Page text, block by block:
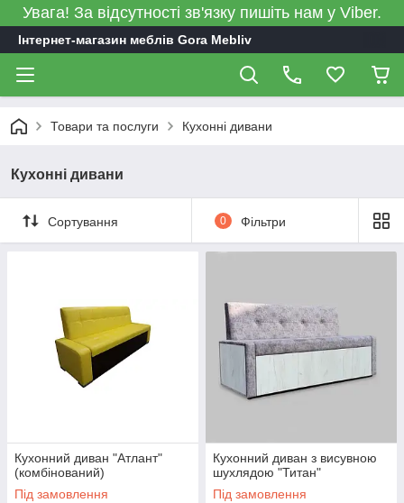
Увага! За відсутності зв'язку пишіть нам у Viber.
Інтернет-магазин меблів Gora Mebliv
Товари та послуги Кухонні дивани
Кухонні дивани
Сортування 0 Фільтри
Кухонний диван "Атлант"
(комбінований)
Під замовлення
Кухонний диван з висувною
шухлядою "Титан"
Під замовлення